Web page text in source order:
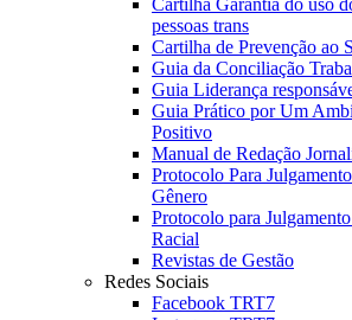
Cartilha Garantia do uso
pessoas trans
Cartilha de Prevenção ao
Guia da Conciliação
Guia Liderança
Guia Prático por Um
Positivo
Manual de Redação
Protocolo Para
Gênero
Protocolo para
Racial
Revistas de Gestão
Redes Sociais
Facebook TRT7